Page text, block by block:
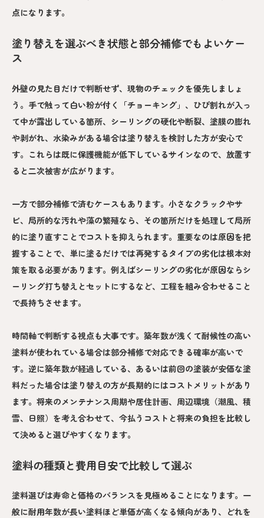
点になります。
塗り替えを選ぶべき状態と部分補修でもよいケー
ス
外壁の見た目だけで判断せず、現物のチェックを優先しましょ
う。手で触って白い粉が付く「チョーキング」、ひび割れが入っ
て中が露出している箇所、シーリングの硬化や断裂、塗膜の膨れ
や剥がれ、水染みがある場合は塗り替えを検討した方が安心で
す。これらは既に保護機能が低下しているサインなので、放置す
ると二次被害が広がります。
一方で部分補修で済むケースもあります。小さなクラックやサ
ビ、局所的な汚れや藻の繁殖なら、その箇所だけを処理して局所
的に塗り直すことでコストを抑えられます。重要なのは原因を把
握することで、単に塗るだけでは再発するタイプの劣化は根本対
策を取る必要があります。例えばシーリングの劣化が原因ならシ
ーリング打ち替えとセットにするなど、工程を組み合わせること
で長持ちさせます。
時間軸で判断する視点も大事です。築年数が浅くて耐候性の高い
塗料が使われている場合は部分補修で対応できる確率が高いで
す。逆に築年数が経過している、あるいは前回の塗装が安価な塗
料だった場合は塗り替えの方が長期的にはコストメリットがあり
ます。将来のメンテナンス周期や居住計画、周辺環境（潮風、積
雪、日照）を考え合わせて、今払うコストと将来の負担を比較し
て決めると選びやすくなります。
塗料の種類と費用目安で比較して選ぶ
塗料選びは寿命と価格のバランスを見極めることになります。一
般に耐用年数が長い塗料ほど単価が高くなる傾向があり、どれを